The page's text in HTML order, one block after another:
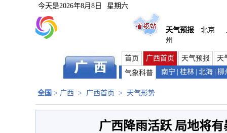
今天是2026年8月8日 星期六
天气预报 北京
州
首页 广西首页 天气预报
天
气象科普
南宁 桂林 北海 柳
全国 > 广西 > 广西首页 > 天气形势
广西降雨活跃 局地将